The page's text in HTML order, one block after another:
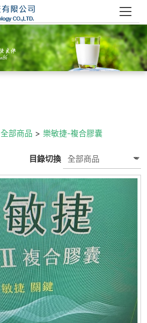
全部商品 > 樂敏捷-複合膠囊
目錄切換